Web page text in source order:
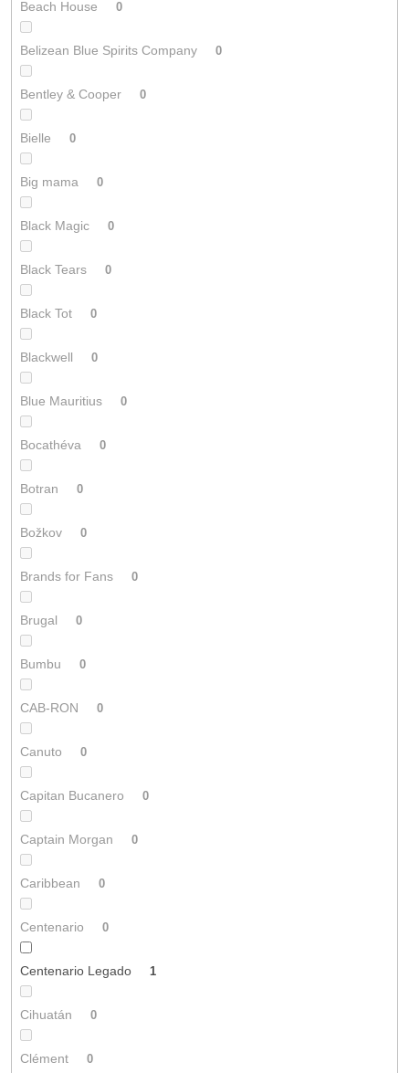
Beach House 0
Belizean Blue Spirits Company 0
Bentley & Cooper 0
Bielle 0
Big mama 0
Black Magic 0
Black Tears 0
Black Tot 0
Blackwell 0
Blue Mauritius 0
Bocathéva 0
Botran 0
Božkov 0
Brands for Fans 0
Brugal 0
Bumbu 0
CAB-RON 0
Canuto 0
Capitan Bucanero 0
Captain Morgan 0
Caribbean 0
Centenario 0
Centenario Legado 1
Cihuatán 0
Clément 0